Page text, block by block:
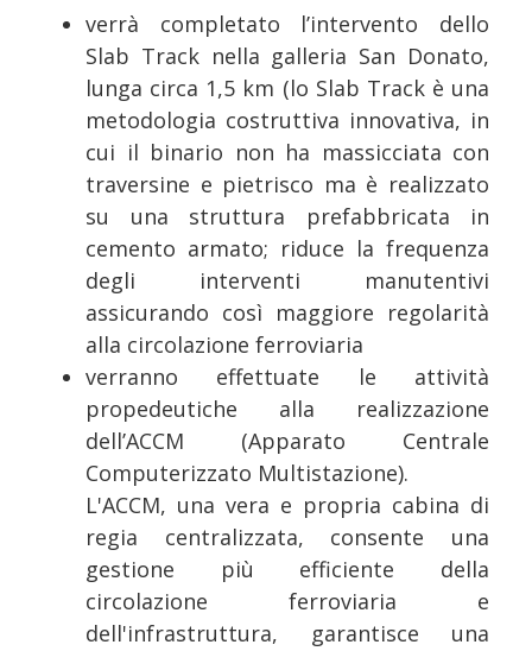
verrà completato l’intervento dello
Slab Track nella galleria San Donato,
lunga circa 1,5 km (lo Slab Track è una
metodologia costruttiva innovativa, in
cui il binario non ha massicciata con
traversine e pietrisco ma è realizzato
su una struttura prefabbricata in
cemento armato; riduce la frequenza
degli interventi manutentivi
assicurando così maggiore regolarità
alla circolazione ferroviaria
verranno effettuate le attività
propedeutiche alla realizzazione
dell’ACCM (Apparato Centrale
Computerizzato Multistazione).
L'ACCM, una vera e propria cabina di
regia centralizzata, consente una
gestione più efficiente della
circolazione ferroviaria e
dell'infrastruttura, garantisce una